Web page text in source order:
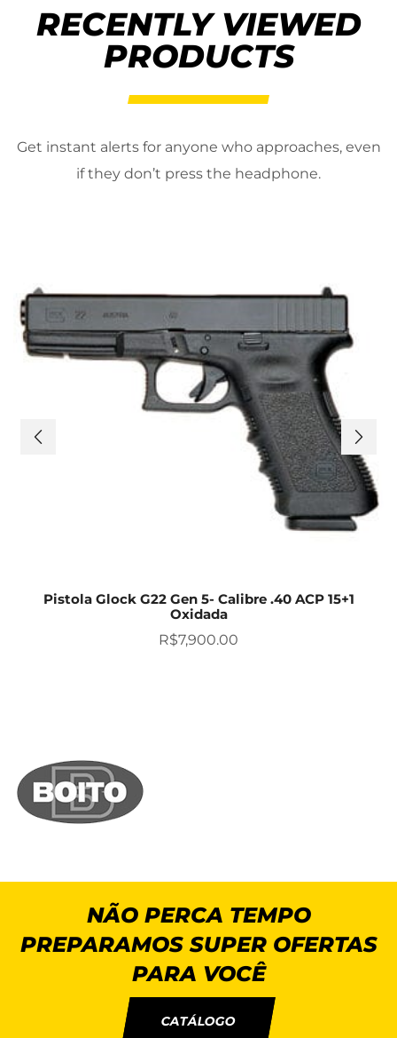
RECENTLY VIEWED
PRODUCTS
Get instant alerts for anyone who approaches, even
if they don’t press the headphone.
Pistola Glock G22 Gen 5- Calibre .40 ACP 15+1
Oxidada
R$7,900.00
NÃO PERCA TEMPO
PREPARAMOS SUPER OFERTAS
PARA VOCÊ
CATÁLOGO